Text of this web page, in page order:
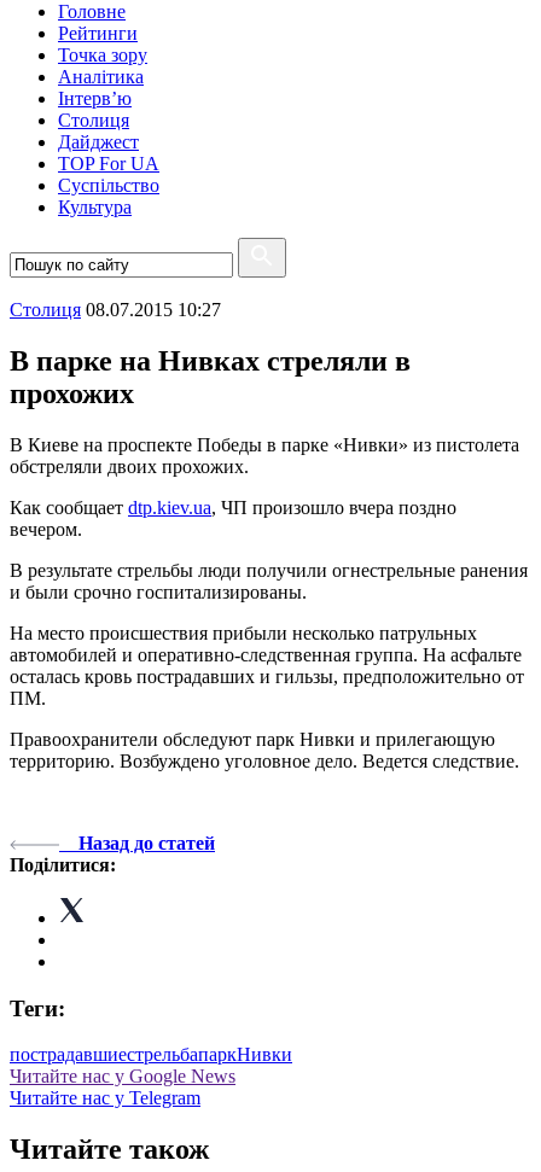
Головне
Рейтинги
Точка зору
Аналітика
Інтерв’ю
Столиця
Дайджест
TOP For UA
Суспiльство
Культура
Столиця 08.07.2015 10:27
В парке на Нивках стреляли в
прохожих
В Киеве на проспекте Победы в парке «Нивки» из пистолета
обстреляли двоих прохожих.
Как сообщает dtp.kiev.ua, ЧП произошло вчера поздно
вечером.
В результате стрельбы люди получили огнестрельные ранения
и были срочно госпитализированы.
На место происшествия прибыли несколько патрульных
автомобилей и оперативно-следственная группа. На асфальте
осталась кровь пострадавших и гильзы, предположительно от
ПМ.
Правоохранители обследуют парк Нивки и прилегающую
территорию. Возбуждено уголовное дело. Ведется следствие.
Назад до статей
Поділитися:
Теги:
пострадавшиестрельбапаркНивки
Читайте нас у Google News
Читайте нас у Telegram
Читайте також